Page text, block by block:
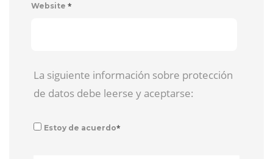
Website *
La siguiente información sobre protección
de datos debe leerse y aceptarse:
Estoy de acuerdo*